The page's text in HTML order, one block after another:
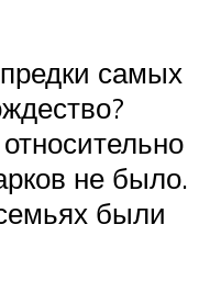
самых
не было.
были